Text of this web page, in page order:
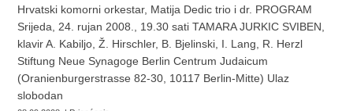
Hrvatski komorni orkestar, Matija Dedic trio i dr. PROGRAM
Srijeda, 24. rujan 2008., 19.30 sati TAMARA JURKIC SVIBEN,
klavir A. Kabiljo, Ž. Hirschler, B. Bjelinski, I. Lang, R. Herzl
Stiftung Neue Synagoge Berlin Centrum Judaicum
(Oranienburgerstrasse 82-30, 10117 Berlin-Mitte) Ulaz
slobodan